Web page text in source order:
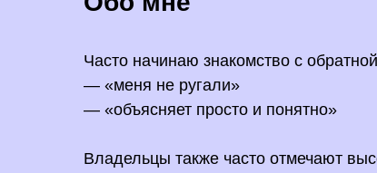
Часто начинаю знакомство с
— «меня не ругали»
— «объясняет просто и понятно»
Владельцы также часто отмечают